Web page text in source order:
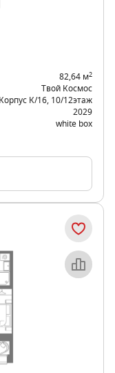
82,64 м2
Твой Космос
Корпус К/16 10/12этаж
2029
white box